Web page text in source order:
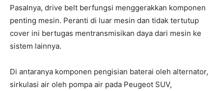
Pasalnya, drive belt berfungsi menggerakkan komponen
penting mesin. Peranti di luar mesin dan tidak tertutup
cover ini bertugas mentransmisikan daya dari mesin ke
sistem lainnya.
Di antaranya komponen pengisian baterai oleh alternator,
sirkulasi air oleh pompa air pada Peugeot SUV,